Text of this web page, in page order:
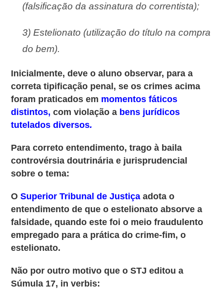
(falsificação da assinatura do correntista);
3) Estelionato (utilização do título na compra
do bem).
Inicialmente, deve o aluno observar, para a
correta tipificação penal, se os crimes acima
foram praticados em momentos fáticos
distintos,com violação a bens jurídicos
tutelados diversos.
Para correto entendimento, trago à baila
controvérsia doutrinária e jurisprudencial
sobre o tema:
OSuperior Tribunal de Justiça adota o
entendimento de que o estelionato absorve a
falsidade, quando este foi o meio fraudulento
empregado para a prática do crime-fim, o
estelionato.
Não por outro motivo que o STJ editou a
Súmula 17, in verbis: